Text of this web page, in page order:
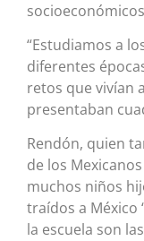
“Estudiamos a
diferentes
retos que vivían
presentaban
Rendón, quien
de los
muchos niños
traídos a México
la escuela son